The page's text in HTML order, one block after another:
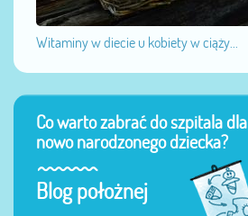
Witaminy w diecie u kobiety w ciąży...
Co warto zabrać do szpitala dla
nowo narodzonego dziecka?
Blog położnej